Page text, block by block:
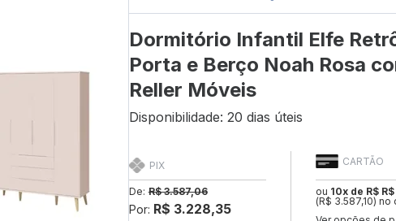
Dormitório Infantil Elfe
Porta e Berço Noah Rosa
Reller Móveis
Disponibilidade: 20 dias úteis
CARTÃO
ou 10x de R$
(R$ 3.587,10) no
PIX
De: R$ 3.587,06
Por: R$ 3.228,35